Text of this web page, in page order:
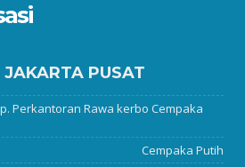
PUSAT
Perkantoran Rawa kerbo Cempaka
Cempaka Putih